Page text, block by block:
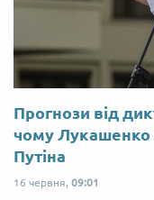
Прогнози від
чому Лукашенко
Путіна
16 червня, 09:01